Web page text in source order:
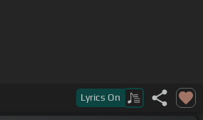
Lyrics On